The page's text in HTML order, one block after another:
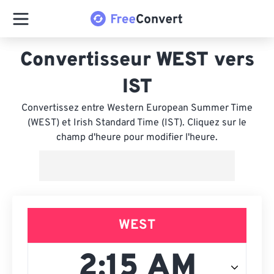
Convertisseur WEST vers
IST
Convertissez entre Western European Summer Time
(WEST) et Irish Standard Time (IST). Cliquez sur le
champ d'heure pour modifier l'heure.
WEST